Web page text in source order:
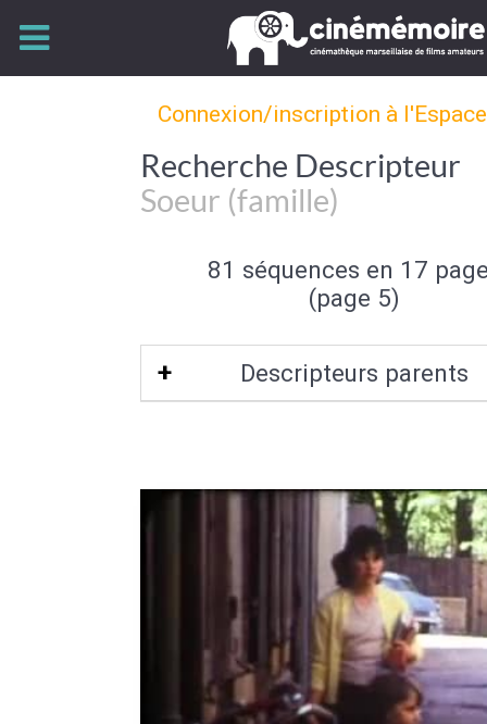
Connexion/inscription à
Recherche Descripteur
Soeur (famille)
81 séquences en 17
(page 5)
Descripteurs parents